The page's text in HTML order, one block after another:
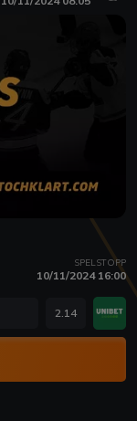
SPELSTOPP
10/11/2024 16:00
2.14